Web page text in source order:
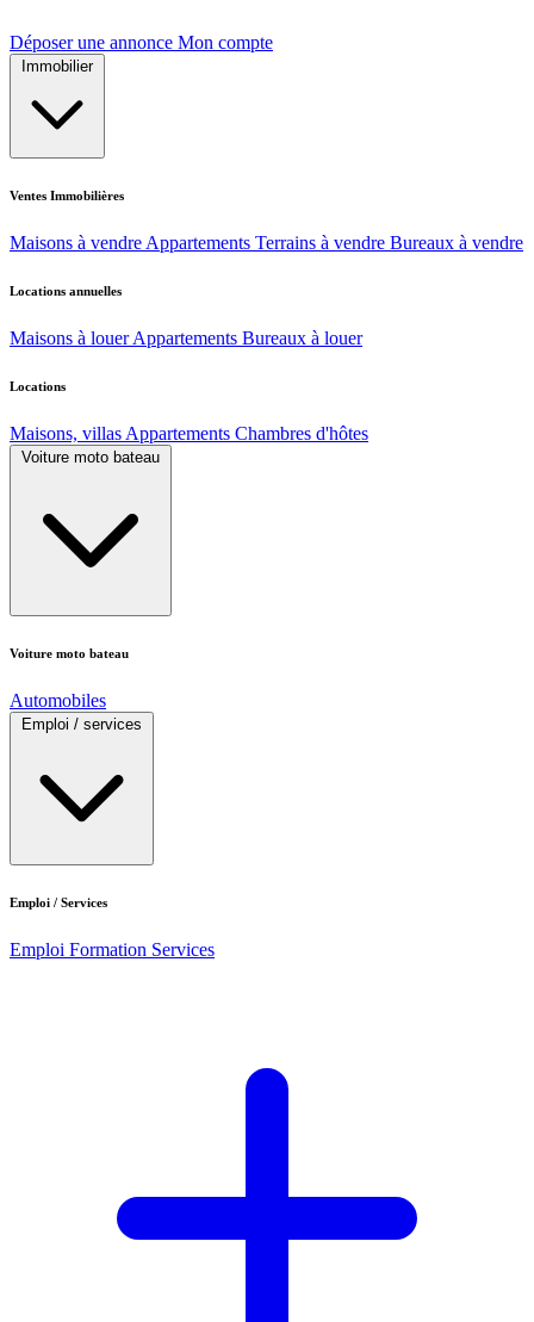
Déposer une annonce Mon compte
Immobilier
Ventes Immobilières
Maisons à vendre Appartements Terrains à vendre Bureaux à vendre
Locations annuelles
Maisons à louer Appartements Bureaux à louer
Locations
Maisons, villas Appartements Chambres d'hôtes
Voiture moto bateau
Voiture moto bateau
Automobiles
Emploi / services
Emploi / Services
Emploi Formation Services